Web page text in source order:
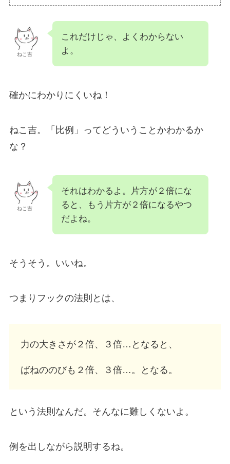
ねこ吉
これだけじゃ、よくわからない
よ。
確かにわかりにくいね！
ねこ吉。「比例」ってどういうことかわかるか
な？
ねこ吉
それはわかるよ。片方が２倍にな
ると、もう片方が２倍になるやつ
だよね。
そうそう。いいね。
つまりフックの法則とは、
力の大きさが２倍、３倍…となると、
ばねののびも２倍、３倍…。となる。
という法則なんだ。そんなに難しくないよ。
例を出しながら説明するね。